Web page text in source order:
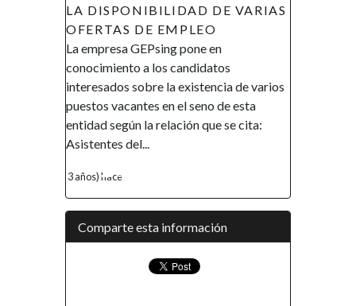
DE VARIAS
de varios
seno de esta
que se cita:
ECUATORIAL (AIMUGE) - AVISO
DE RECLUTAMIENTO
AVISO DE RECLUTAMIENTO El
Gobierno de la República de Guinea
Ecuatorial en el marco de su política de
promover la inclusión y la autonomía
financiera, así como el empoderamiento
de la mujer, ha...
4 años) hace
Comparte esta información